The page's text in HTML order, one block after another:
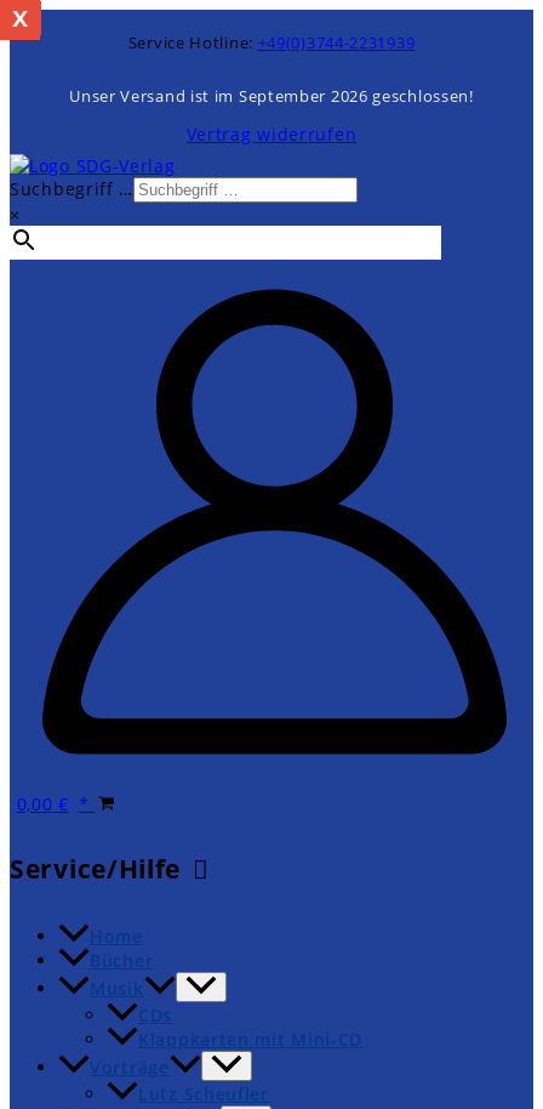
Zum
Inhalt
Service Hotline: +49(0)3744-2231939
Unser Versand ist im September 2026 geschlossen!
Vertrag widerrufen
Suchbegriff …
×
0,00€
Service/Hilfe
Home
Bücher
Musik
CDs
Klappkarten mit Mini-CD
Vorträge
Lutz Scheufler
%
x